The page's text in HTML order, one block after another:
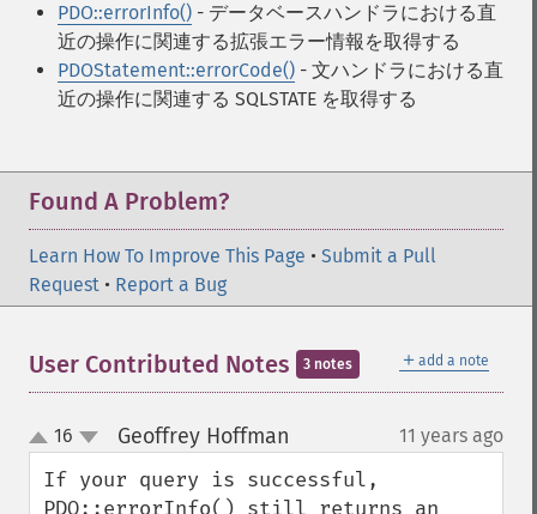
PDO::errorInfo() - データベースハンドラにおける直
近の操作に関連する拡張エラー情報を取得する
PDOStatement::errorCode() - 文ハンドラにおける直
近の操作に関連する SQLSTATE を取得する
Found A Problem?
Learn How To Improve This Page • Submit a Pull
Request • Report a Bug
＋ add a note
User Contributed Notes 3 notes
up
down
16 Geoffrey Hoffman 11 years ago
If your query is successful,
PDO::errorInfo() still returns an